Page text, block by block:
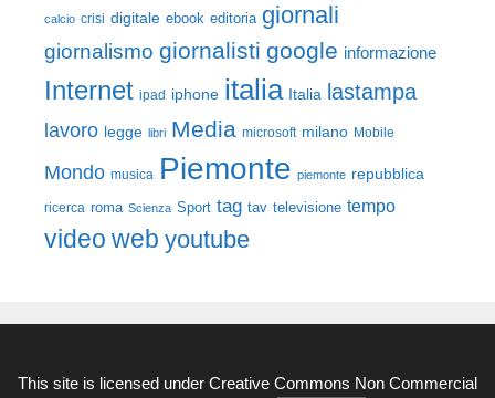
calcio crisi digitale ebook editoria giornali
giornalismo giornalisti google informazione
Internet ipad iphone italia Italia lastampa
lavoro legge libri Media microsoft milano Mobile
Mondo musica Piemonte piemonte repubblica
ricerca roma Scienza Sport tag tav televisione tempo
video web youtube
This site is licensed under Creative Commons Non Commercial